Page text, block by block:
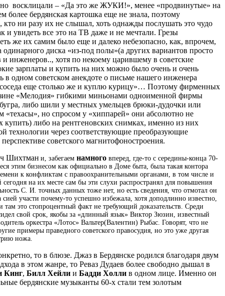
восклицали – «Да это же ЖУКИ!», менее «продвинутые» на
бердянская картошка еще не знала, поэтому
ни разу их не слышал, хоть однажды послушать это чудо
увидеть все это на ТВ даже и не мечтали. Грезы
же их самим было еще и далеко небезопасно, как, впрочем,
диска «из-под полы»(а других вариантов просто
и инженеров.., хотя по некоему царившему в советские
зарплаты и купить на них можно было очень и очень
одном советском анекдоте о письме нашего инженера
соседа еще столько же и куплю курицу»… Поэтому фирменных
«Мелодия» гибкими миньонами одноименной фирмы
либо шили у местных умельцев брюки-дудочки или
«техасы», но спросом у «хиппарей» они абсолютно не
купить) либо на рентгеновских снимках, именно из них
технологии через соответствующие преобразующие
советского магнитофоностроения.
Шихтман и, забегаем намного вперед, где-то с середины-конца 70-
этим бизнесом как официально в Доме быта, была такая контора
к конфликтам с правоохранительными органами, в том числе и
на их месте сам бы эти слухи распространял для повышения
С. И. точных данных тоже нет, но есть сведения, что отмотал он
участи почему-то успешно избежала, хотя доподлинно известно,
это стопроцентный факт не требующий доказательств. Среди
свой срок, якобы за «длинный язык» Виктор Зюзин, известный
оркестра «Лотос» Вальтер(Валентин) Рыбас. Говорят, что не
примеры праведного советского правосудия, но это уже другая
ножа.
то в блюзе. Джаз в Бердянске родился благодаря двум
в этом жанре, то Реваз Дудаев более свободно дышал в
Кинг, Билл Хейли и Бадди Холли в одном лице. Именно он
бердянские музыканты 60-х стали тем золотым